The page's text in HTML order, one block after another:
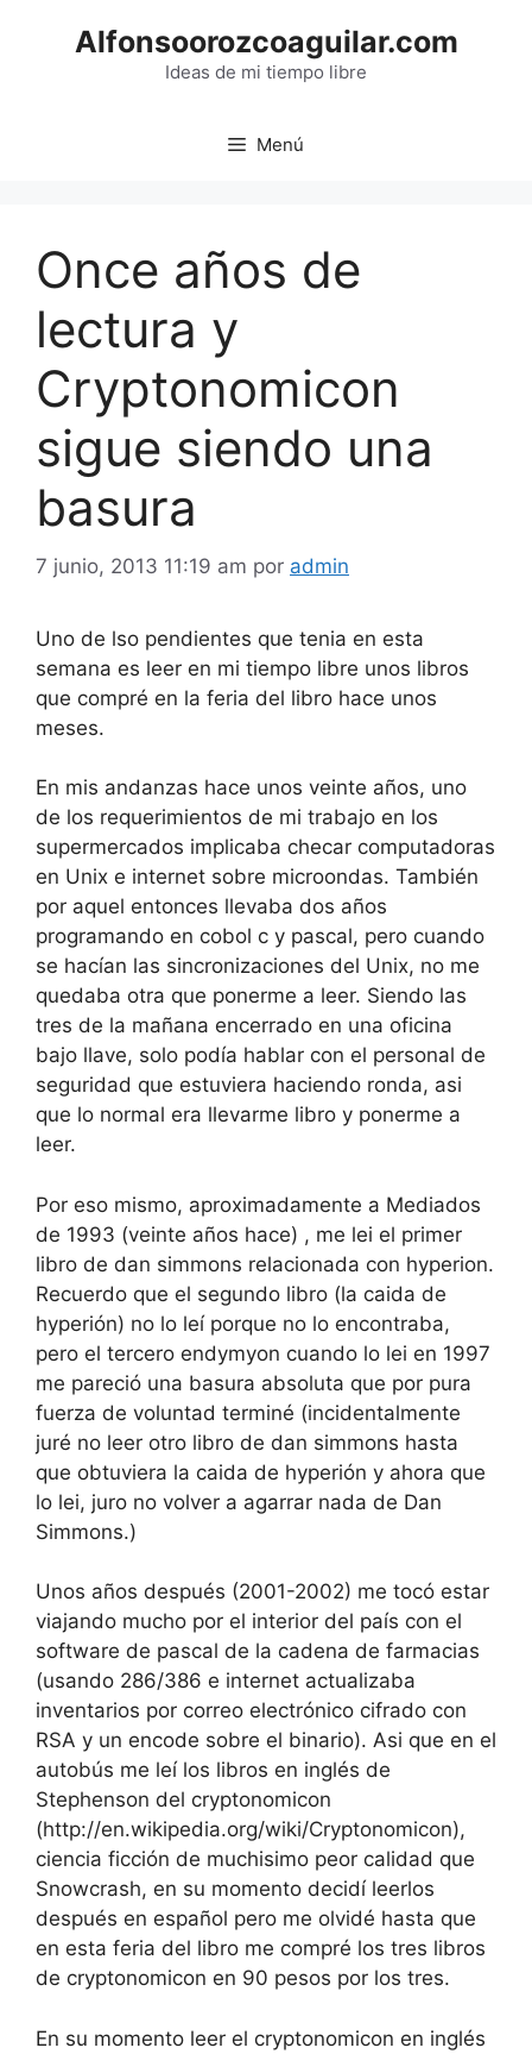
Alfonsoorozcoaguilar.com
Ideas de mi tiempo libre
Menú
Once años de
lectura y
Cryptonomicon
sigue siendo una
basura
7 junio, 2013 11:19 am por admin
Uno de lso pendientes que tenia en esta
semana es leer en mi tiempo libre unos libros
que compré en la feria del libro hace unos
meses.
En mis andanzas hace unos veinte años, uno
de los requerimientos de mi trabajo en los
supermercados implicaba checar computadoras
en Unix e internet sobre microondas. También
por aquel entonces llevaba dos años
programando en cobol c y pascal, pero cuando
se hacían las sincronizaciones del Unix, no me
quedaba otra que ponerme a leer. Siendo las
tres de la mañana encerrado en una oficina
bajo llave, solo podía hablar con el personal de
seguridad que estuviera haciendo ronda, asi
que lo normal era llevarme libro y ponerme a
leer.
Por eso mismo, aproximadamente a Mediados
de 1993 (veinte años hace) , me lei el primer
libro de dan simmons relacionada con hyperion.
Recuerdo que el segundo libro (la caida de
hyperión) no lo leí porque no lo encontraba,
pero el tercero endymyon cuando lo lei en 1997
me pareció una basura absoluta que por pura
fuerza de voluntad terminé (incidentalmente
juré no leer otro libro de dan simmons hasta
que obtuviera la caida de hyperión y ahora que
lo lei, juro no volver a agarrar nada de Dan
Simmons.)
Unos años después (2001-2002) me tocó estar
viajando mucho por el interior del país con el
software de pascal de la cadena de farmacias
(usando 286/386 e internet actualizaba
inventarios por correo electrónico cifrado con
RSA y un encode sobre el binario). Asi que en el
autobús me leí los libros en inglés de
Stephenson del cryptonomicon
(http://en.wikipedia.org/wiki/Cryptonomicon),
ciencia ficción de muchisimo peor calidad que
Snowcrash, en su momento decidí leerlos
después en español pero me olvidé hasta que
en esta feria del libro me compré los tres libros
de cryptonomicon en 90 pesos por los tres.
En su momento leer el cryptonomicon en inglés